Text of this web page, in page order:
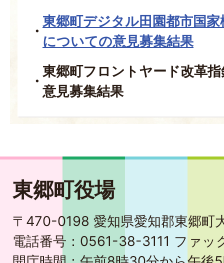
東郷町デジタル田園都市国
についての意見募集結果
東郷町フロントヤード改革
意見募集結果
東郷町役場
〒470-0198 愛知県愛知郡東郷町
電話番号：0561-38-3111 ファ